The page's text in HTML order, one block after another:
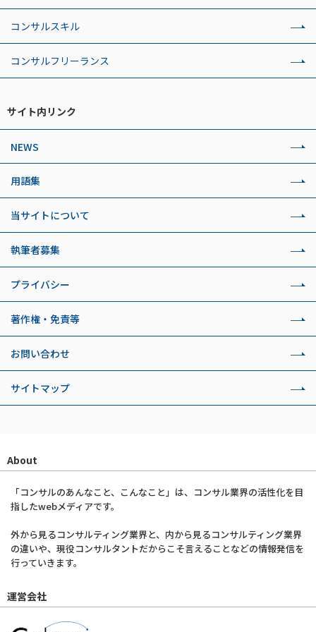
コンサルスキル
コンサルフリーランス
サイト内リンク
NEWS
用語集
当サイトについて
執筆者募集
プライバシー
著作権・免責等
お問い合わせ
サイトマップ
About
「コンサルのあんなこと、こんなこと」は、コンサル業界の活性化を目
指したwebメディアです。
外から見るコンサルティング業界と、内から見るコンサルティング業界
の違いや、現役コンサルタントだからこそ言えることなどの情報発信を
行っていきます。
運営会社